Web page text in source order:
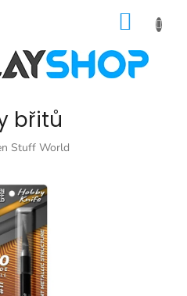
břitů
Stuff World